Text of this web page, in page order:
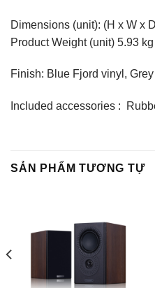
Dimensions (unit): (H x W x
Product Weight (unit) 5.93 kg
Finish: Blue Fjord vinyl,
Included accessories :
SẢN PHẨM TƯƠNG TỰ